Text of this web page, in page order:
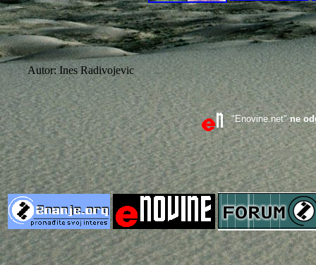
Autor: Ines Radivojevic
"Enovine.net"ne